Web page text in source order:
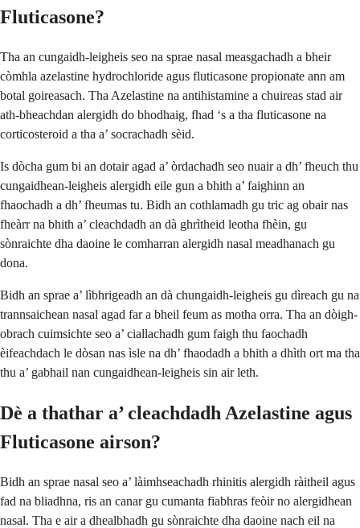
Fluticasone?
Tha an cungaidh-leigheis seo na sprae nasal measgachadh a bheir
còmhla azelastine hydrochloride agus fluticasone propionate ann am
botal goireasach. Tha Azelastine na antihistamine a chuireas stad air
ath-bheachdan alergidh do bhodhaig, fhad ‘s a tha fluticasone na
corticosteroid a tha a’ socrachadh sèid.
Is dòcha gum bi an dotair agad a’ òrdachadh seo nuair a dh’ fheuch thu
cungaidhean-leigheis alergidh eile gun a bhith a’ faighinn an
fhaochadh a dh’ fheumas tu. Bidh an cothlamadh gu tric ag obair nas
fheàrr na bhith a’ cleachdadh an dà ghrìtheid leotha fhèin, gu
sònraichte dha daoine le comharran alergidh nasal meadhanach gu
dona.
Bidh an sprae a’ lìbhrigeadh an dà chungaidh-leigheis gu dìreach gu na
trannsaichean nasal agad far a bheil feum as motha orra. Tha an dòigh-
obrach cuimsichte seo a’ ciallachadh gum faigh thu faochadh
èifeachdach le dòsan nas ìsle na dh’ fhaodadh a bhith a dhìth ort ma tha
thu a’ gabhail nan cungaidhean-leigheis sin air leth.
Dè a thathar a’ cleachdadh Azelastine agus
Fluticasone airson?
Bidh an sprae nasal seo a’ làimhseachadh rhinitis alergidh ràitheil agus
fad na bliadhna, ris an canar gu cumanta fiabhras feòir no alergidhean
nasal. Tha e air a dhealbhadh gu sònraichte dha daoine nach eil na